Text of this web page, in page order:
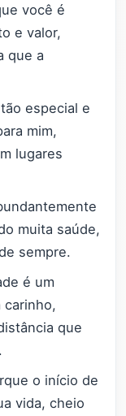
você é
e valor,
que a
especial e
mim,
lugares
muita saúde,
sempre.
é um
carinho,
que
o início de
vida, cheio